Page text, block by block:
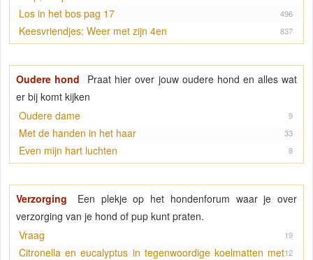
496
Los in het bos pag 17
837
Keesvriendjes: Weer met zijn 4en
Oudere hond
Praat hier over jouw oudere hond en alles wat
er bij komt kijken
9
Oudere dame
33
Met de handen in het haar
8
Even mijn hart luchten
Verzorging
Een plekje op het hondenforum waar je over
verzorging van je hond of pup kunt praten.
19
Vraag
12
Citronella en eucalyptus in tegenwoordige koelmatten met